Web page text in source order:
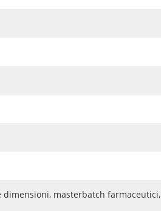
masterbatch farmaceutici,